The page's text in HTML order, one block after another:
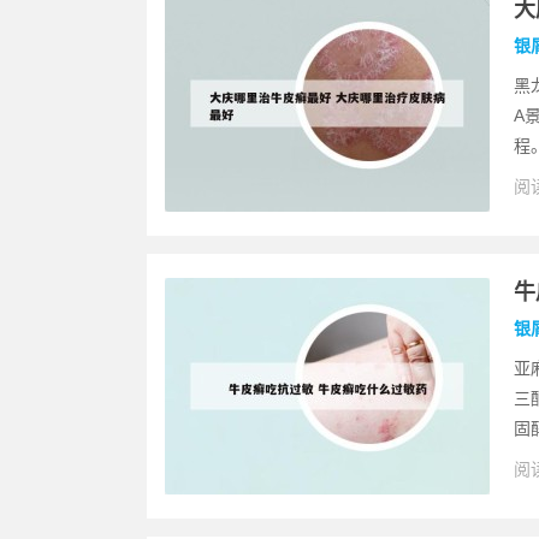
银
黑
A
程
阅
银
亚
三
固
阅